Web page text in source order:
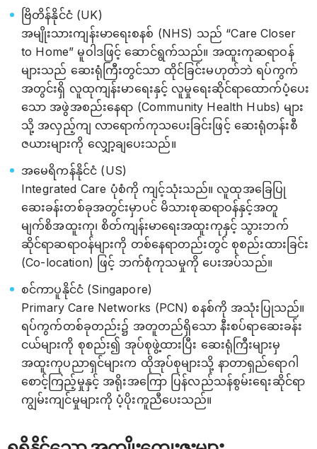
ဗြိတိန်နိုင်ငံ (UK)
အမျိုးသားကျန်းမာရေးစနစ် (NHS) သည် “Care Closer
to Home” မူဝါဒဖြင့် ဆောင်ရွက်သည်။ အထူးကုဆရာဝန်
များသည် ဆေးရုံကြီးတွင်သာ ထိုင်ခြင်းမဟုတ်ဘဲ ရပ်ကွက်
အတွင်းရှိ လူထုကျန်းမာရေးနှင့် လူမှုရေးဆိုင်ရာထောက်ပံ့ပေး
သော အဖွဲအစည်းနေရာ (Community Health Hubs) များ
သို့ အလှည့်ကျ လာရောက်ကုသပေးခြင်းဖြင့် ဆေးရုံတန်းစီ
ဇယားများကို လျှော့ချပေးသည်။
အမေရိကန်နိုင်ငံ (US)
Integrated Care ပုံစံကို ကျင့်သုံးသည်။ လူထုအခြေပြု
ဆေးခန်းတစ်ခုအတွင်းမှာပင် မိသားစုဆရာဝန်နှင့်အတူ
မျက်စိအထူးကု၊ စိတ်ကျန်းမာရေးအထူးကုနှင့် သွားဘက်
ဆိုင်ရာဆရာဝန်များကို တစ်နေရာတည်းတွင် စုစည်းထားခြင်း
(Co-location) ဖြင့် ဘက်စုံကုသမှုကို ပေးအပ်သည်။
စင်ကာပူနိုင်ငံ (Singapore)
Primary Care Networks (PCN) စနစ်ကို အသုံးပြုသည်။
ရပ်ကွက်တစ်ခုတည်း၌ အတူတည်ရှိသော နီးစပ်ရာဆေးခန်း
ငယ်များကို စုစည်း၍ အုပ်စုဖွဲ့ထားပြီး ဆေးရုံကြီးများမှ
အထူးကုပညာရှင်များက ထိုအုပ်စုများသို့ နာတာရှည်ရောဂါ
စောင့်ကြည့်မှုနှင့် အရိုးအကြော ပြန်လည်သန်စွမ်းရေးဆိုင်ရာ
ကျွမ်းကျင်မှုများကို ပံ့ပိုးကူညီပေးသည်။